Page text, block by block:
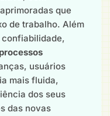
que
de trabalho. Além
usuários
mais fluida,
dos seus
das novas